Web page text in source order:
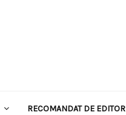
RECOMANDAT DE EDITOR